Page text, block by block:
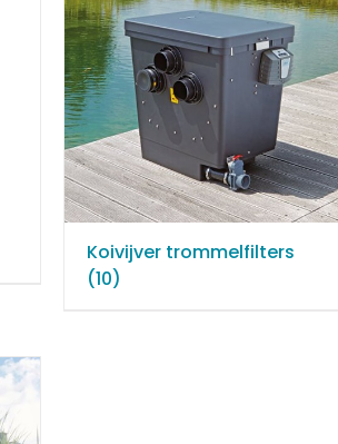
Koivijver trommelfilters
(10)